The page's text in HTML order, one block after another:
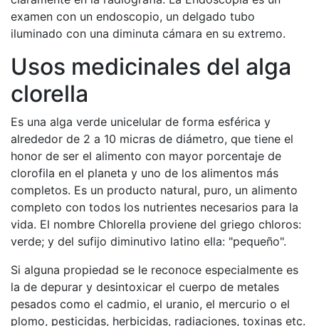
examen con un endoscopio, un delgado tubo
iluminado con una diminuta cámara en su extremo.
Usos medicinales del alga
clorella
Es una alga verde unicelular de forma esférica y
alrededor de 2 a 10 micras de diámetro, que tiene el
honor de ser el alimento con mayor porcentaje de
clorofila en el planeta y uno de los alimentos más
completos. Es un producto natural, puro, un alimento
completo con todos los nutrientes necesarios para la
vida. El nombre Chlorella proviene del griego chloros:
verde; y del sufijo diminutivo latino ella: "pequeño".
Si alguna propiedad se le reconoce especialmente es
la de depurar y desintoxicar el cuerpo de metales
pesados como el cadmio, el uranio, el mercurio o el
plomo, pesticidas, herbicidas, radiaciones, toxinas etc.